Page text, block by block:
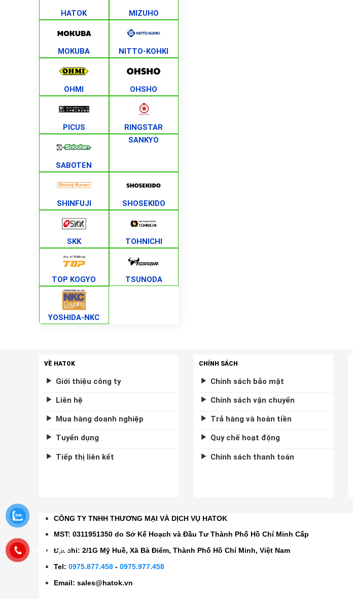
HATOK MIZUHO
MOKUBA NITTO-KOHKI
OHMI OHSHO
PICUS RINGSTAR
SABOTEN
SANKYO
SHINFUJI SHOSEKIDO
SKK TOHNICHI
TOP KOGYO TSUNODA
YOSHIDA-NKC
VỀ HATOK
Giới thiệu công ty
Liên hệ
Mua hàng doanh nghiệp
Tuyển dụng
Tiếp thị liên kết
CHÍNH SÁCH
Chính sách bảo mật
Chính sách vận chuyển
Trả hàng và hoàn tiền
Quy chế hoạt động
Chính sách thanh toán
CÔNG TY TNHH THƯƠNG MẠI VÀ DỊCH VỤ HATOK
MST: 0311951350 do Sở Kế Hoạch và Đầu Tư Thành Phố Hồ Chí Minh Cấp
Địa chỉ: 2/1G Mỹ Huề, Xã Bà Điểm, Thành Phố Hồ Chí Minh, Việt Nam
Tel:0975.877.458 -0975.977.458
Email:sales@hatok.vn
0975877458